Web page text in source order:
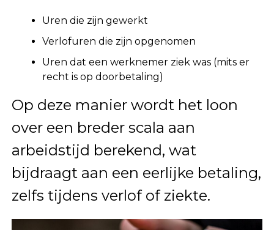
Uren die zijn gewerkt
Verlofuren die zijn opgenomen
Uren dat een werknemer ziek was (mits er
recht is op doorbetaling)
Op deze manier wordt het loon
over een breder scala aan
arbeidstijd berekend, wat
bijdraagt aan een eerlijke betaling,
zelfs tijdens verlof of ziekte.